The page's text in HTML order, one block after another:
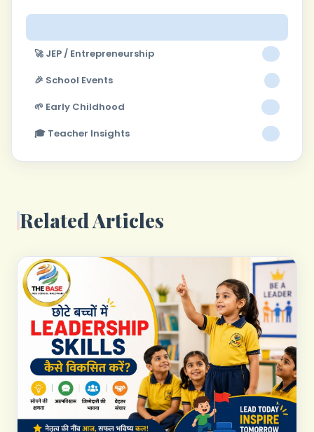
🚀 JEP / Entrepreneurship
🎉 School Events
🌱 Early Childhood
🎓 Teacher Insights
Related Articles